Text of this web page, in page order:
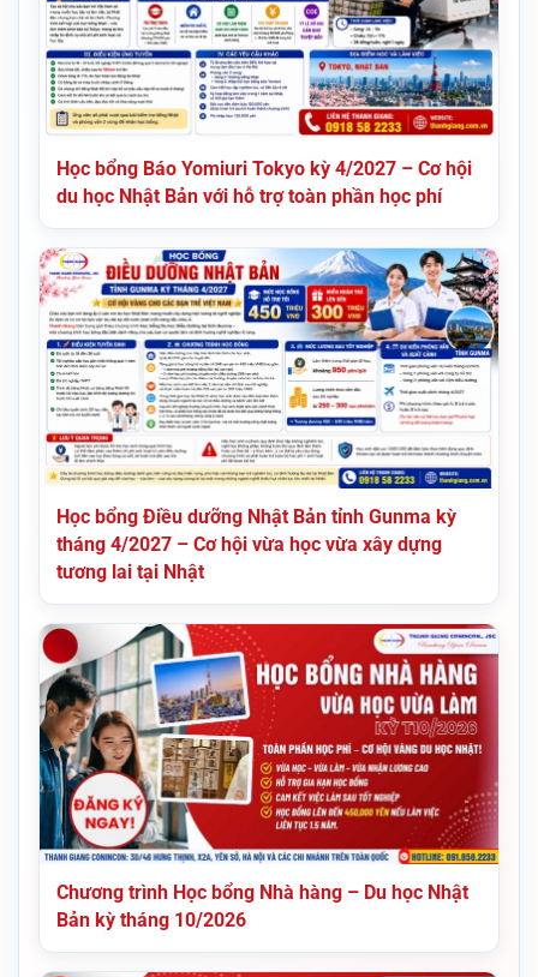
Học bổng Báo Yomiuri Tokyo kỳ 4/2027 – Cơ hội
du học Nhật Bản với hỗ trợ toàn phần học phí
Học bổng Điều dưỡng Nhật Bản tỉnh Gunma kỳ
tháng 4/2027 – Cơ hội vừa học vừa xây dựng
tương lai tại Nhật
Chương trình Học bổng Nhà hàng – Du học Nhật
Bản kỳ tháng 10/2026